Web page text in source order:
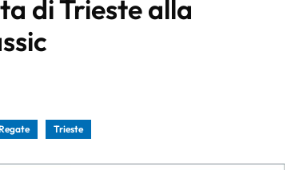
di Trieste alla
Trieste